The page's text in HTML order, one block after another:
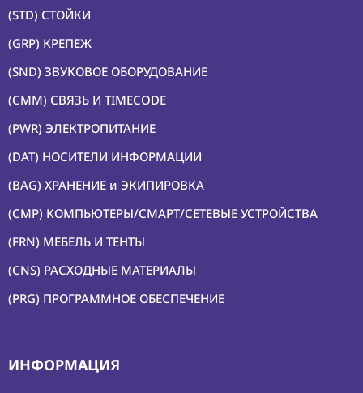
(STD) СТОЙКИ
(GRP) КРЕПЕЖ
(SND) ЗВУКОВОЕ ОБОРУДОВАНИЕ
(CMM) СВЯЗЬ И TIMECODE
(PWR) ЭЛЕКТРОПИТАНИЕ
(DAT) НОСИТЕЛИ ИНФОРМАЦИИ
(BAG) ХРАНЕНИЕ и ЭКИПИРОВКА
(CMP) КОМПЬЮТЕРЫ/СМАРТ/СЕТЕВЫЕ УСТРОЙСТВА
(FRN) МЕБЕЛЬ И ТЕНТЫ
(CNS) РАСХОДНЫЕ МАТЕРИАЛЫ
(PRG) ПРОГРАММНОЕ ОБЕСПЕЧЕНИЕ
ИНФОРМАЦИЯ